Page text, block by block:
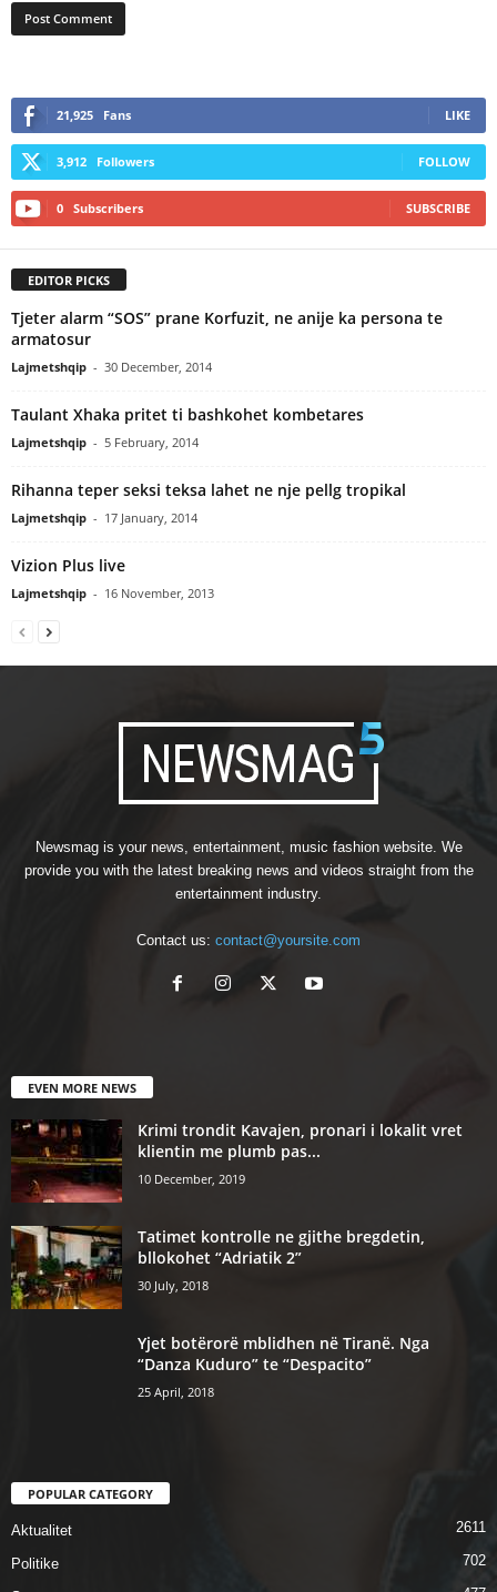
21,925 Fans LIKE
3,912 Followers FOLLOW
0 Subscribers SUBSCRIBE
EDITOR PICKS
Tjeter alarm “SOS” prane Korfuzit, ne anije ka persona te
armatosur
Lajmetshqip - 30 December, 2014
Taulant Xhaka pritet ti bashkohet kombetares
Lajmetshqip - 5 February, 2014
Rihanna teper seksi teksa lahet ne nje pellg tropikal
Lajmetshqip - 17 January, 2014
Vizion Plus live
Lajmetshqip - 16 November, 2013
Newsmag is your news, entertainment, music fashion website. We
provide you with the latest breaking news and videos straight from the
entertainment industry.
Contact us: contact@yoursite.com
EVEN MORE NEWS
Krimi trondit Kavajen, pronari i lokalit vret
klientin me plumb pas...
10 December, 2019
Tatimet kontrolle ne gjithe bregdetin,
bllokohet “Adriatik 2”
30 July, 2018
Yjet botërorë mblidhen në Tiranë. Nga
“Danza Kuduro” te “Despacito”
25 April, 2018
POPULAR CATEGORY
Aktualitet 2611
Politike 702